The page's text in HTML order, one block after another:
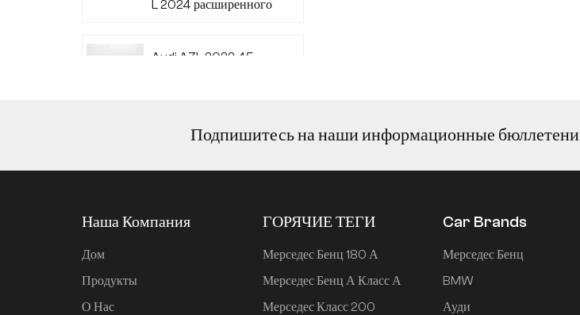
L 2024 расширенного
Audi A7L 2022 45
Ли Авто L6 2024
Макс.
Ли Авто L6 2024 Про
Подпишитесь на наши информационные бюллетени
Наша Компания
Дом
Продукты
О Нас
ГОРЯЧИЕ ТЕГИ
Мерседес Бенц 180 А
Мерседес Бенц А Класс А
Мерседес Класс 200
Car Brands
Мерседес Бенц
BMW
Ауди